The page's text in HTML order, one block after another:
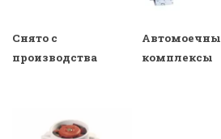
Снято с
производства
комплексы